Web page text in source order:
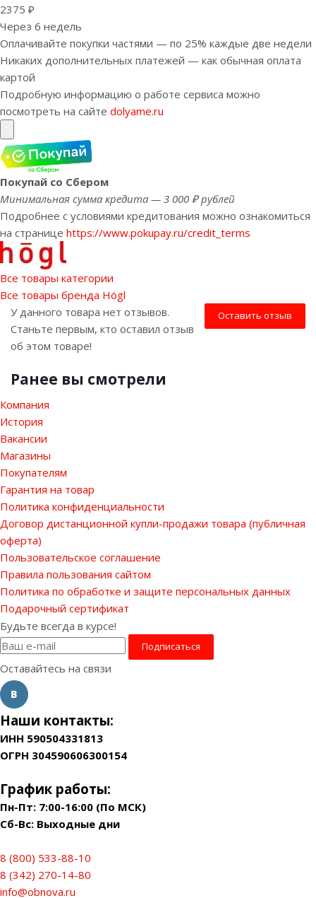
2375 ₽
Через 6 недель
Оплачивайте покупки частями — по 25% каждые две недели
Никаких дополнительных платежей — как обычная оплата
картой
Подробную информацию о работе сервиса можно
посмотреть на сайте dolyame.ru
Покупай со Сбером
Минимальная сумма кредита — 3 000 ₽ рублей
Подробнее с условиями кредитования можно ознакомиться
на странице https://www.pokupay.ru/credit_terms
Все товары категории
Все товары бренда Högl
Оставить отзыв
У данного товара нет отзывов.
Станьте первым, кто оставил отзыв
об этом товаре!
Ранее вы смотрели
Компания
История
Вакансии
Магазины
Покупателям
Гарантия на товар
Политика конфиденциальности
Договор дистанционной купли-продажи товара (публичная
оферта)
Пользовательское соглашение
Правила пользования сайтом
Политика по обработке и защите персональных данных
Подарочный сертификат
Будьте всегда в курсе!
Оставайтесь на связи
Наши контакты:
ИНН 590504331813
ОГРН 304590606300154
График работы:
Пн-Пт: 7:00-16:00 (По МСК)
Сб-Вс: Выходные дни
8 (800) 533-88-10
8 (342) 270-14-80
info@obnova.ru